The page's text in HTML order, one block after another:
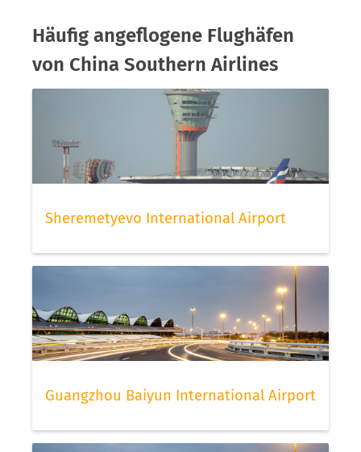
Häufig angeflogene Flughäfen
von China Southern Airlines
Sheremetyevo International Airport
Guangzhou Baiyun International Airport